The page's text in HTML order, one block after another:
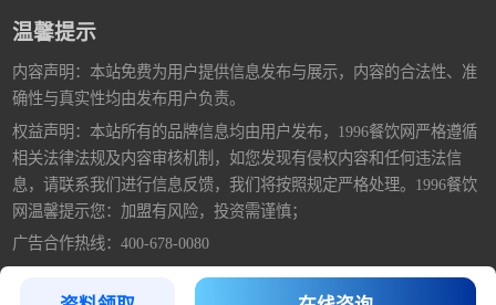
温馨提示
内容声明：本站免费为用户提供信息发布与展示，内容的合法性、准
确性与真实性均由发布用户负责。
权益声明：本站所有的品牌信息均由用户发布，1996餐饮网严格遵循
相关法律法规及内容审核机制，如您发现有侵权内容和任何违法信
息，请联系我们进行信息反馈，我们将按照规定严格处理。1996餐饮
网温馨提示您：加盟有风险，投资需谨慎；
广告合作热线：400-678-0080